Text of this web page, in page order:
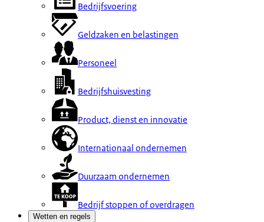
Bedrijfsvoering
Geldzaken en belastingen
Personeel
Bedrijfshuisvesting
Product, dienst en innovatie
Internationaal ondernemen
Duurzaam ondernemen
Bedrijf stoppen of overdragen
Wetten en regels